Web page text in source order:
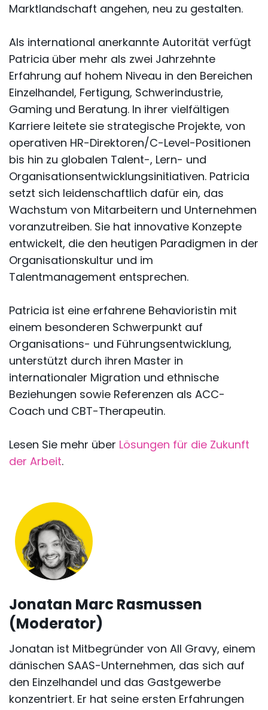
Marktlandschaft angehen, neu zu gestalten.
Als international anerkannte Autorität verfügt
Patricia über mehr als zwei Jahrzehnte
Erfahrung auf hohem Niveau in den Bereichen
Einzelhandel, Fertigung, Schwerindustrie,
Gaming und Beratung. In ihrer vielfältigen
Karriere leitete sie strategische Projekte, von
operativen HR-Direktoren/C-Level-Positionen
bis hin zu globalen Talent-, Lern- und
Organisationsentwicklungsinitiativen. Patricia
setzt sich leidenschaftlich dafür ein, das
Wachstum von Mitarbeitern und Unternehmen
voranzutreiben. Sie hat innovative Konzepte
entwickelt, die den heutigen Paradigmen in der
Organisationskultur und im
Talentmanagement entsprechen.
Patricia ist eine erfahrene Behavioristin mit
einem besonderen Schwerpunkt auf
Organisations- und Führungsentwicklung,
unterstützt durch ihren Master in
internationaler Migration und ethnische
Beziehungen sowie Referenzen als ACC-
Coach und CBT-Therapeutin.
Lesen Sie mehr über Lösungen für die Zukunft
der Arbeit.
Jonatan Marc Rasmussen
(Moderator)
Jonatan ist Mitbegründer von All Gravy, einem
dänischen SAAS-Unternehmen, das sich auf
den Einzelhandel und das Gastgewerbe
konzentriert. Er hat seine ersten Erfahrungen